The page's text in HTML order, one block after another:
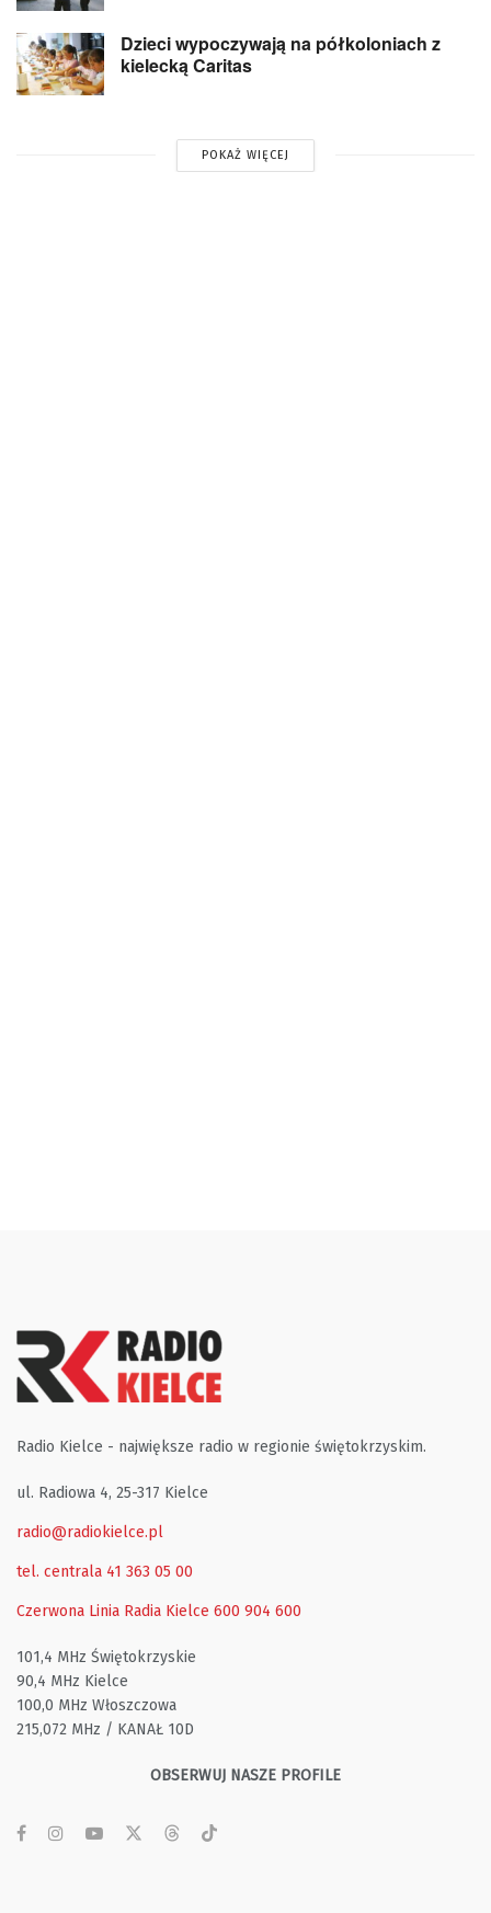
Dzieci wypoczywają na półkoloniach z
kielecką Caritas
POKAŻ WIĘCEJ
Radio Kielce - największe radio w regionie świętokrzyskim.
ul. Radiowa 4, 25-317 Kielce
radio@radiokielce.pl
tel. centrala 41 363 05 00
Czerwona Linia Radia Kielce 600 904 600
101,4 MHz Świętokrzyskie
90,4 MHz Kielce
100,0 MHz Włoszczowa
215,072 MHz / KANAŁ 10D
OBSERWUJ NASZE PROFILE